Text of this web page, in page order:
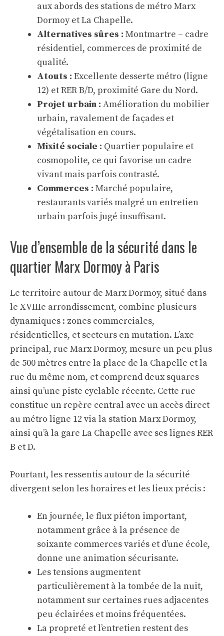
aux abords des stations de métro Marx
Dormoy et La Chapelle.
Alternatives sûres : Montmartre – cadre
résidentiel, commerces de proximité de
qualité.
Atouts : Excellente desserte métro (ligne
12) et RER B/D, proximité Gare du Nord.
Projet urbain : Amélioration du mobilier
urbain, ravalement de façades et
végétalisation en cours.
Mixité sociale : Quartier populaire et
cosmopolite, ce qui favorise un cadre
vivant mais parfois contrasté.
Commerces : Marché populaire,
restaurants variés malgré un entretien
urbain parfois jugé insuffisant.
Vue d’ensemble de la sécurité dans le
quartier Marx Dormoy à Paris
Le territoire autour de Marx Dormoy, situé dans
le XVIIIe arrondissement, combine plusieurs
dynamiques : zones commerciales,
résidentielles, et secteurs en mutation. L’axe
principal, rue Marx Dormoy, mesure un peu plus
de 500 mètres entre la place de la Chapelle et la
rue du même nom, et comprend deux squares
ainsi qu’une piste cyclable récente. Cette rue
constitue un repère central avec un accès direct
au métro ligne 12 via la station Marx Dormoy,
ainsi qu’à la gare La Chapelle avec ses lignes RER
B et D.
Pourtant, les ressentis autour de la sécurité
divergent selon les horaires et les lieux précis :
En journée, le flux piéton important,
notamment grâce à la présence de
soixante commerces variés et d’une école,
donne une animation sécurisante.
Les tensions augmentent
particulièrement à la tombée de la nuit,
notamment sur certaines rues adjacentes
peu éclairées et moins fréquentées.
La propreté et l’entretien restent des